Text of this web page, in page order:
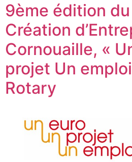
9ème édition du
Création
Cornouaille, «
projet Un
Rotary